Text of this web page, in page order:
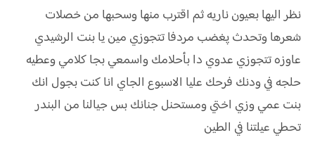
نظر اليها بعيون ناريه ثم اقترب منها وسحبها من خصلات
شعرها وتحدث پغضب مردفا تتجوزي مين يا بنت الرشيدي
عاوزه تتجوزي عدوي دا بأحلامك واسمعي بجا كلامي وعطيه
حلجه في ودنك فرحك عليا الاسبوع الجاي انا كنت بجول انك
بنت عمي وزي اختي ومستحنل جنانك بس جيالنا من البندر
تحطي عيلتنا في الطين